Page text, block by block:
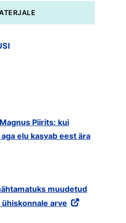
Piirits: kui
elu kasvab eest ära
muudetud
arve